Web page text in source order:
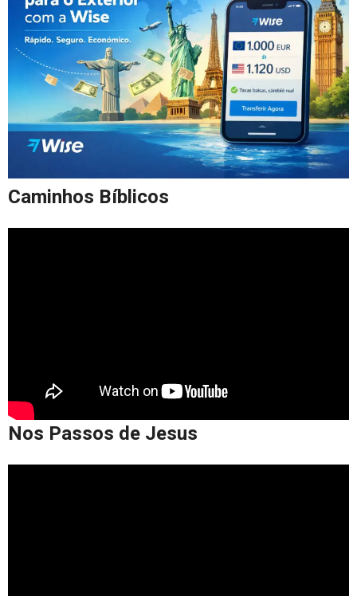
Caminhos Bíblicos
Nos Passos de Jesus